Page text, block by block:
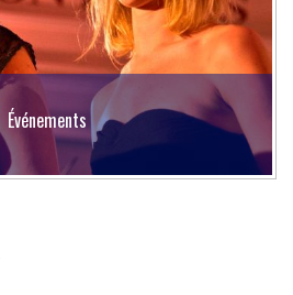
Événements